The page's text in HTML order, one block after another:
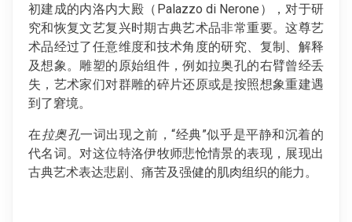
初建成的内洛内大殿（Palazzo di Nerone），对于研
究和恢复文艺复兴时期古典艺术品非常重要。这尊艺
术品经过了任意维度和技术角度的研究、复制、解释
及想象。雕塑的原始组件，例如拉奥孔的右臂曾经丢
失，艺术家们对群雕的碎片还原或是按照想象重建遇
到了窘境。
在拉奥孔一词出现之前，“经典”似乎是平静和沉着的
代名词。对这位特洛伊牧师悲怆情景的表现，展现出
古典艺术表达悲剧、痛苦及强健的肌肉组织的能力。